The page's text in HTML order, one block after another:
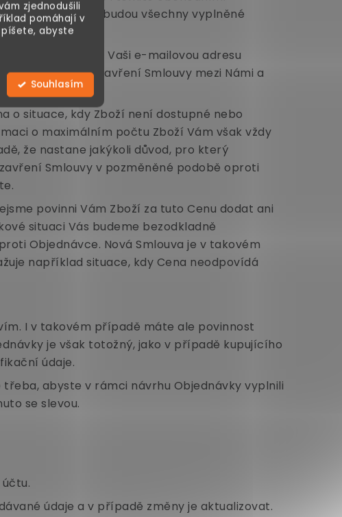
zjednodušili
pomáhají v
abyste
Souhlasím
platby“ budou všechny vyplněné
odeslanou na Vaši e-mailovou adresu
dochází k uzavření Smlouvy mezi Námi a
o situace, kdy Zboží není dostupné nebo
o maximálním počtu Zboží Vám však vždy
že nastane jakýkoli důvod, pro který
Smlouvy v pozměněné podobě oproti
povinni Vám Zboží za tuto Cenu dodat ani
situaci Vás budeme bezodkladně
Objednávce. Nová Smlouva je v takovém
například situace, kdy Cena neodpovídá
I v takovém případě máte ale povinnost
je však totožný, jako v případě kupujícího
údaje.
abyste v rámci návrhu Objednávky vyplnili
se slevou.
údaje a v případě změny je aktualizovat.